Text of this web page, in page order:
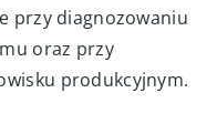
przy diagnozowaniu
oraz przy
produkcyjnym.